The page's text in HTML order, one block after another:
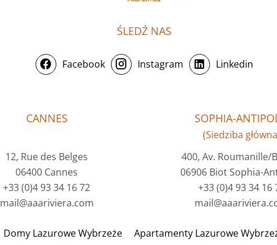
ŚLEDŹ NAS
Facebook Instagram Linkedin
CANNES
12, Rue des Belges
06400 Cannes
+33 (0)4 93 34 16 72
mail@aaariviera.com
SOPHIA-
(Siedziba
400, Av. Roumanille/
06906 Biot Sophia-
+33 (0)4 93 34 16
Domy Lazurowe Wybrzeże Apartamenty Lazurowe